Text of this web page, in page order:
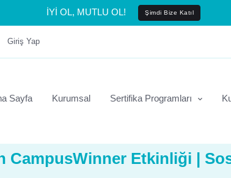
İYİ OL, MUTLU OL! Şimdi Bize Katıl
Giriş Yap
Sayfa Kurumsal Sertifika Programları
CampusWinner Etkinliği |